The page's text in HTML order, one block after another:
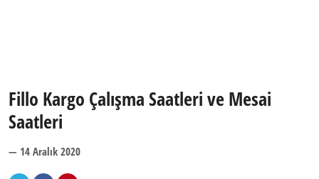
Fillo Kargo Çalışma Saatleri ve Mesai
Saatleri
— 14 Aralık 2020